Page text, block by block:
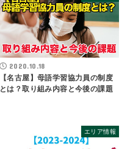
2020.10.18
【名古屋】母語学習協力員の制度
とは？取り組み内容と今後の課題
エリア情報